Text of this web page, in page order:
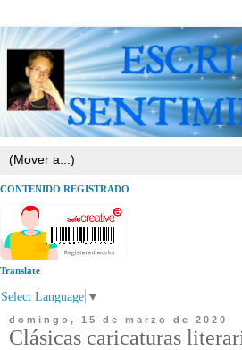
CONTENIDO REGISTRADO
Translate
Select Language ▼
domingo, 15 de marzo de 2020
Clásicas caricaturas